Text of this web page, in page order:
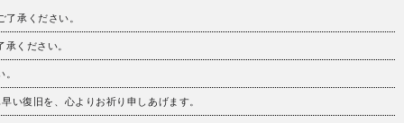
承ください。
ください。
い復旧を、心よりお祈り申しあげます。